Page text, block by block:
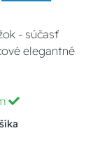
- súčasť
elegantné